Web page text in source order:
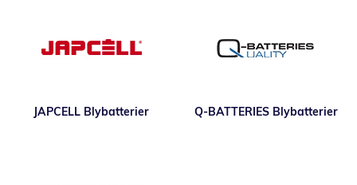
JAPCELL Blybatterier Q-BATTERIES Blybatterier